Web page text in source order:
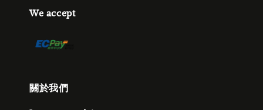
We accept
關於我們